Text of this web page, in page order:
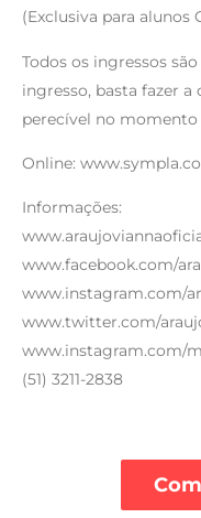
(Exclusiva para alunos
Todos os ingressos
ingresso, basta fazer a
perecível no momento
Online:
Informações:
www.facebook.com/
www.instagram.com/
www.twitter.com/
www.instagram.com/
(51) 3211-2838